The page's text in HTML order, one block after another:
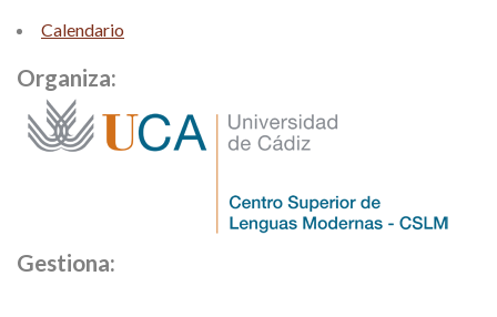
Calendario
Organiza:
Gestiona: